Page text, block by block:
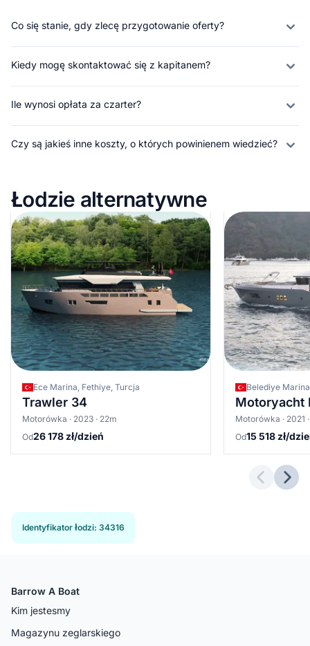
Co się stanie, gdy zlecę przygotowanie oferty?
Kiedy mogę skontaktować się z kapitanem?
Ile wynosi opłata za czarter?
Czy są jakieś inne koszty, o których powinienem wiedzieć?
Łodzie alternatywne
Ece Marina, Fethiye, Turcja
Trawler 34
Motorówka · 2023 · 22m
Od26 178 zł/dzień
Belediye
Motoryacht
Motorówka · 2021
Od15 518 zł/
Identyfikator łodzi: 34316
Barrow A Boat
Kim jestesmy
Magazynu zeglarskiego